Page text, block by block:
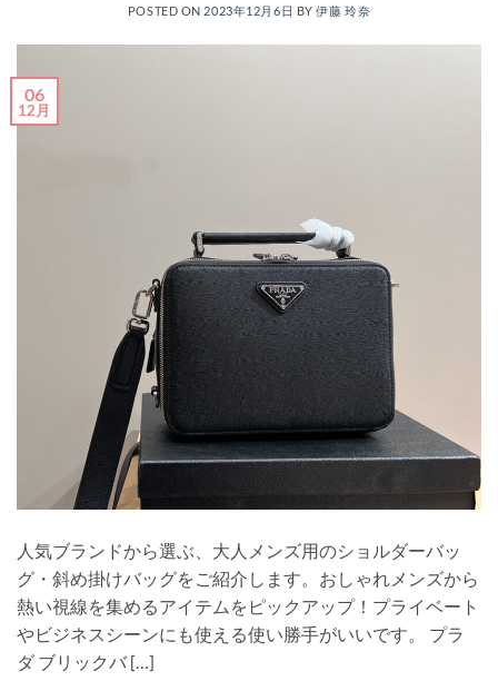
POSTED ON 2023年12月6日 BY伊藤 玲奈
06
12月
人気ブランドから選ぶ、大人メンズ用のショルダーバッ
グ・斜め掛けバッグをご紹介します。おしゃれメンズから
熱い視線を集めるアイテムをピックアップ！プライベート
やビジネスシーンにも使える使い勝手がいいです。 プラ
ダ ブリックバ […]